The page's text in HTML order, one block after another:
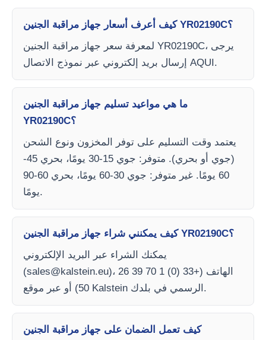
كيف أعرف أسعار جهاز مراقبة الجنين YR02190C؟
لمعرفة سعر جهاز مراقبة الجنين YR02190C، يرجى
إرسال بريد إلكتروني عبر نموذج الاتصال AQUI.
ما هي مواعيد تسليم جهاز مراقبة الجنين
YR02190C؟
يعتمد وقت التسليم على توفر المخزون ونوع الشحن
(جوي أو بحري). متوفر: جوي 15-30 يومًا، بحري 45-
60 يومًا. غير متوفر: جوي 30-60 يومًا، بحري 60-90
يومًا.
كيف يمكنني شراء جهاز مراقبة الجنين YR02190C؟
يمكنك الشراء عبر البريد الإلكتروني
(sales@kalstein.eu)، الهاتف (+33 (0) 1 70 39 26
50) أو عبر موقع Kalstein الرسمي في بلدك.
كيف تعمل الضمان على جهاز مراقبة الجنين